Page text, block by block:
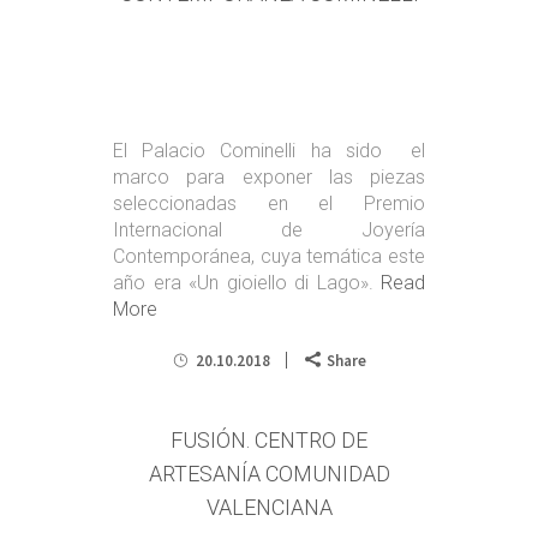
El Palacio Cominelli ha sido el
marco para exponer las piezas
seleccionadas en el Premio
Internacional de Joyería
Contemporánea, cuya temática este
año era «Un gioiello di Lago». Read
More
20.10.2018 Share
FUSIÓN. CENTRO DE
ARTESANÍA COMUNIDAD
VALENCIANA